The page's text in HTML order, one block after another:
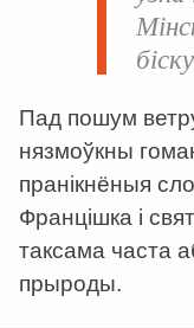
Пад пошум
нязмоўкны
пранікнёныя
Францішка і
таксама часта
прыроды.